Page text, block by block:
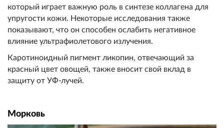
который играет важную роль в синтезе коллагена для
упругости кожи. Некоторые исследования также
показывают, что он способен ослабить негативное
влияние ультрафиолетового излучения.
Каротиноидный пигмент ликопин, отвечающий за
красный цвет овощей, также вносит свой вклад в
защиту от УФ-лучей.
Морковь